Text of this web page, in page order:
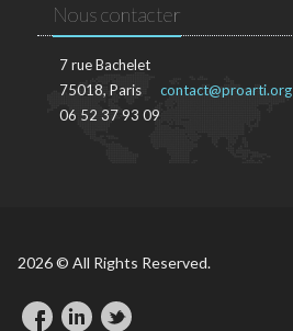
Nous contacter
7 rue Bachelet
75018, Paris
06 52 37 93 09
contact@proarti.org
2026 © All Rights Reserved.